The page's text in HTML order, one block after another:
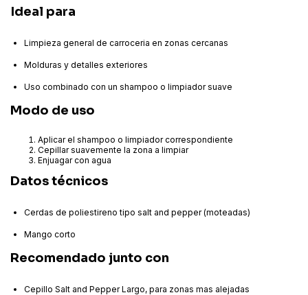
Ideal para
Limpieza general de carroceria en zonas cercanas
Molduras y detalles exteriores
Uso combinado con un shampoo o limpiador suave
Modo de uso
Aplicar el shampoo o limpiador correspondiente
Cepillar suavemente la zona a limpiar
Enjuagar con agua
Datos técnicos
Cerdas de poliestireno tipo salt and pepper (moteadas)
Mango corto
Recomendado junto con
Cepillo Salt and Pepper Largo, para zonas mas alejadas